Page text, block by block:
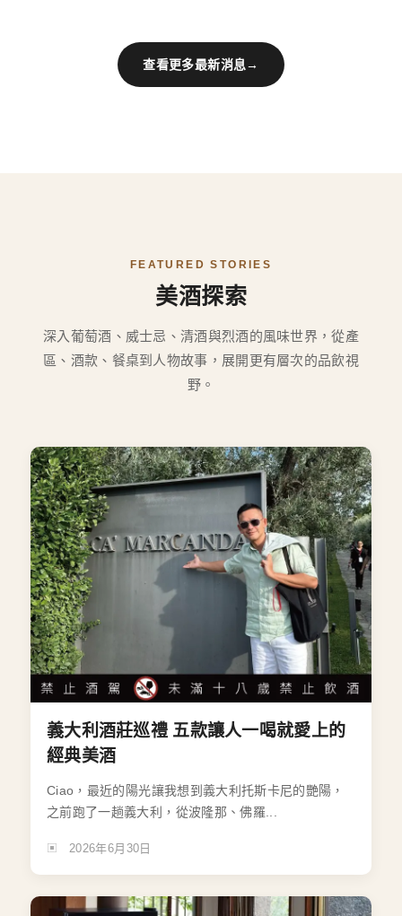
查看更多最新消息→
FEATURED STORIES
美酒探索
深入葡萄酒、威士忌、清酒與烈酒的風味世界，從產
區、酒款、餐桌到人物故事，展開更有層次的品飲視
野。
義大利酒莊巡禮 五款讓人一喝就愛上的
經典美酒
Ciao，最近的陽光讓我想到義大利托斯卡尼的艷陽，
之前跑了一趟義大利，從波隆那、佛羅...
2026年6月30日